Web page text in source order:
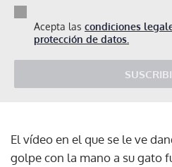
Acepta las condiciones
protección de datos.
El vídeo en el que se le ve
golpe con la mano a su gato